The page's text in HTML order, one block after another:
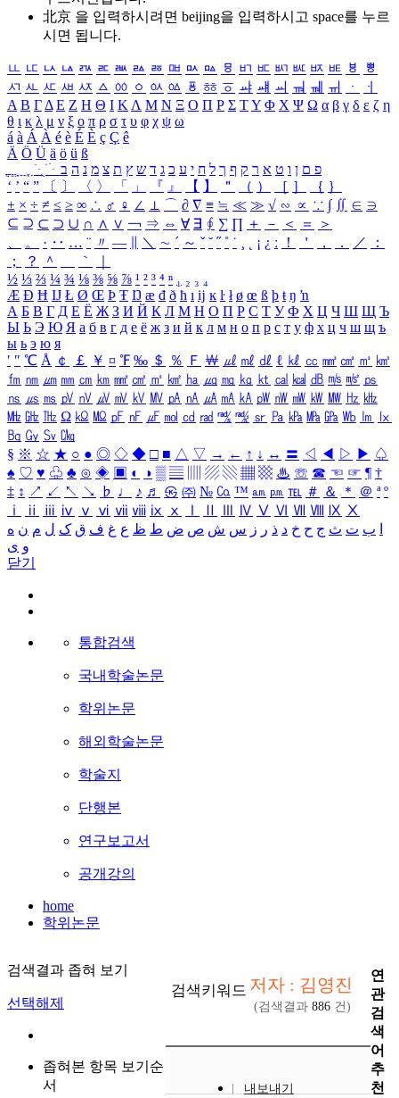
北京 을 입력하시려면 beijing을 입력하시고 space를 누르
시면 됩니다.
ㅥ ㅦ ㅧ ㅨ ㅩ ㅪ ㅫ ㅬ ㅭ ㅮ ㅯ ㅰ ㅱ ㅲ ㅳ ㅴ ㅵ ㅶ ㅷ ㅸ
ㅹ
ㅺ ㅻ ㅼ ㅽ ㅾ ㅿ ㆀ ㆁ ㆂ ㆃ ㆄ ㆅ ㆆ ㆇ ㆈ ㆉ ㆊ ㆋ ㆌ ㆍ
ㆎ
Α Β ΓΔ Ε Ζ Η Θ Ι ΚΛ Μ Ν Ξ Ο Π Ρ Σ ΤΥ Φ Χ Ψ Ω α β γ δ ε ζ η
θ ι κ λ μ ν ξ ο π ρ σ τ υ φ χ ψ ω
á à Á À é è É È ç Ç ê
Ä Ö Ü ä ö ü ß
ִֶֹ ֻּ ׁׂ פ ם ן ו ט א ר ק ף ך ל ח י ע כ ג ד ש ץ ת צ מ נ ה ב
‘ ’ “ ” 〔 〕 〈 〉 「 」 『 』 【 】 ＂ （ ） ［ ］ ｛ ｝
± × ÷ ≠ ≤ ≥ ∞ ∴ ♂ ♀ ∠ ⊥ ⌒ ∂ ∇ ≡ ≒ ≪ ≫ √ ∽ ∝ ∵ ∫ ∬ ∈ ∋
⊆ ⊇ ⊂ ⊃ ∪ ∩ ∧ ∨ ￢ ⇒ ⇔ ∀ ∃ ∮ ∑ ∏ ＋ － ＜ ＝
＞
、
。 · ‥ … ¨ 〃 ― ＼ ∼ ´ ～ ˇ ˘ ˝ ˚ ˙ ¸ ¡ ¿ ː ！ ＇ ， ． ／
：
；
？ ＾ ｀
½ ⅓ ⅔ ¼ ¾ ⅛ ⅜ ⅝ ⅞ ¹ ² ³ ⁴ ⁿ ₁ ₂ ₃ ₄
Æ Ð Ħ Ĳ Ł Ø Œ Þ Ŧ Ŋ æ đ ð ħ ı ĳ ĸ ŀ ł ø œ ß þ ŧ ŋ ŉ
А Б В Г Д Е Ё Ж З И Й К Л М Н О П Р С Т У Ф Х Ц Ч Ш Щ Ъ
Ы Ь Э Ю Я а б в г д е ё ж з и й к л м н о п р с т у ф х ц ч ш щ ъ
ы ь э ю я
′ ″ ℃ Å ￠ ￡ ￥ ¤ ℉ ‰ ＄ ％ Ｆ ￦ ㎕ ㎖ ㎗ ℓ ㎘ ㏄ ㎣ ㎤ ㎥ ㎦
㎙ ㎚ ㎛ ㎜ ㎝ ㎞ ㎟ ㎠ ㎡ ㎢ ㏊ ㎍ ㎎ ㎏ ㏏ ㎈ ㎉ ㏈ ㎧ ㎨ ㎰
㎱ ㎲ ㎳ ㎴ ㎵ ㎶ ㎷ ㎸ ㎹ ㎀ ㎁ ㎂ ㎃ ㎄ ㎺ ㎻ ㎽ ㎾ ㎿ ㎐ ㎑
㎒ ㎓ ㎔ Ω ㏀ ㏁ ㎊ ㎋ ㎌ ㏖ ㏅ ㎭ ㎮ ㎯ ㏛ ㎩ ㎪ ㎫ ㎬ ㏝ ㏐
㏓
㏃ ㏉ ㏜ ㏆
§ ※ ☆ ★ ○ ● ◎ ◇ ◆ □ ■ △ ▽ → ← ↑ ↓ ↔ 〓 ◁ ◀ ▷ ▶ ♤
♠ ♡ ♥ ♧ ♣ ⊙ ◈ ▣ ◐ ◑ ▒ ▤ ▨ ▧ ▦ ▩ ♨ ☏ ☎ ☜ ☞ ¶ †
‡ ↕ ↗ ↙ ↖ ↘ ♭ ♩ ♪ ♬ ㉿ ㈜ № ㏇ ™ ㏂ ㏘ ℡ ＃ ＆ ＊ ＠ ª º
ⅰ
ⅱ ⅲ ⅳ ⅴ ⅵ ⅶ ⅷ ⅸ ⅹ Ⅳ Ⅴ Ⅵ Ⅶ Ⅷ Ⅸ Ⅹ
ب ت ث ج ح خ د ذ ر ز س ش ص ض ط ظ ع غ ف ق ک ل م ن ه
و ی
닫기
통합검색
국내학술논문
학위논문
해외학술논문
학술지
단행본
연구보고서
공개강의
home
학위논문
검색결과 좁혀 보기
선택해제
좁혀본 항목 보기순
서
검색키워드 저자 : 김영진
(검색결과 886 건)
내보내기
연
관
검
색
어
추
천